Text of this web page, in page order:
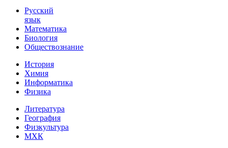
Русский
язык
Математика
Биология
Обществознание
История
Химия
Информатика
Физика
Литература
География
Физкультура
МХК